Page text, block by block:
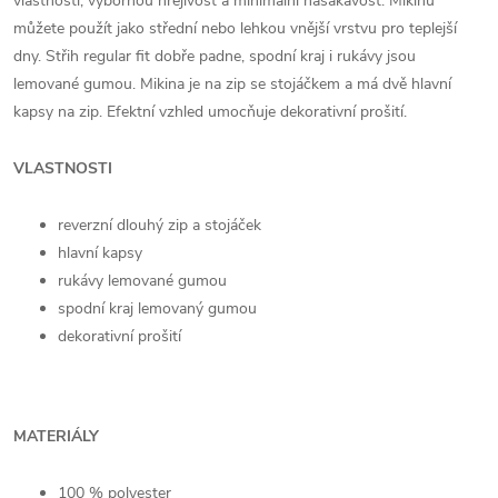
můžete použít jako střední nebo lehkou vnější vrstvu pro teplejší
dny. Střih regular fit dobře padne, spodní kraj i rukávy jsou
lemované gumou. Mikina je na zip se stojáčkem a má dvě hlavní
kapsy na zip. Efektní vzhled umocňuje dekorativní prošití.
VLASTNOSTI
reverzní dlouhý zip a stojáček
hlavní kapsy
rukávy lemované gumou
spodní kraj lemovaný gumou
dekorativní prošití
MATERIÁLY
100 % polyester